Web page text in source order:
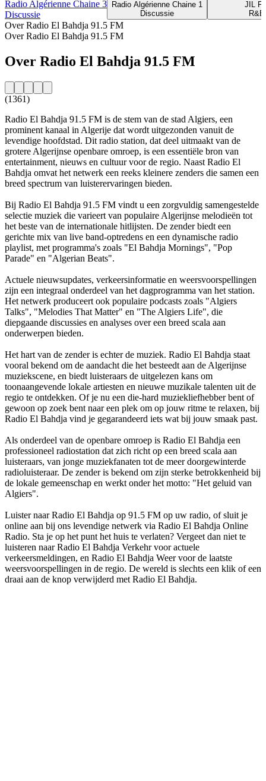
Radio Algérienne Chaine 3
Discussie
Radio Algérienne Chaine 1
Discussie
JIL
R&B
Over Radio El Bahdja 91.5 FM
Over Radio El Bahdja 91.5 FM
Over Radio El Bahdja 91.5 FM
(1361)
Radio El Bahdja 91.5 FM is de stem van de stad Algiers, een
prominent kanaal in Algerije dat wordt uitgezonden vanuit de
levendige hoofdstad. Dit radio station, dat deel uitmaakt van de
grotere Algerijnse openbare omroep, is een essentiële bron van
entertainment, nieuws en cultuur voor de regio. Naast Radio El
Bahdja omvat het netwerk een reeks kleinere zenders die samen een
breed spectrum van luisterervaringen bieden.
Bij Radio El Bahdja 91.5 FM vindt u een zorgvuldig samengestelde
selectie muziek die varieert van populaire Algerijnse melodieën tot
het beste van de internationale hitlijsten. De zender biedt een
gerichte mix van live band-optredens en een dynamische radio
playlist, met programma's zoals "El Bahdja Mornings", "Pop
Parade" en "Algerian Beats".
Actuele nieuwsupdates, verkeersinformatie en weersvoorspellingen
zijn een integraal onderdeel van het dagprogramma van het station.
Het netwerk produceert ook populaire podcasts zoals "Algiers
Talks", "Melodies That Matter" en "The Algiers Life", die
diepgaande discussies en analyses over een breed scala aan
onderwerpen bieden.
Het hart van de zender is echter de muziek. Radio El Bahdja staat
vooral bekend om de aandacht die het besteedt aan de Algerijnse
muziekscene, en biedt luisteraars de uitgelezen kans om
toonaangevende lokale artiesten en nieuwe muzikale talenten uit de
regio te ontdekken. Of je nu een die-hard muziekliefhebber bent of
gewoon op zoek bent naar een plek om op jouw ritme te relaxen, bij
Radio El Bahdja vind je gegarandeerd iets wat bij jouw smaak past.
Als onderdeel van de openbare omroep is Radio El Bahdja een
professioneel radiostation dat zich richt op een breed scala aan
luisteraars, van jonge muziekfanaten tot de meer doorgewinterde
radioluisteraar. De zender is bekend om zijn sterke betrokkenheid bij
de lokale gemeenschap en werkt onder het motto: "Het geluid van
Algiers".
Luister naar Radio El Bahdja op 91.5 FM op uw radio, of sluit je
online aan bij ons levendige netwerk via Radio El Bahdja Online
Radio. Sta je op het punt het huis te verlaten? Vergeet dan niet te
luisteren naar Radio El Bahdja Verkehr voor actuele
verkeersmeldingen, en Radio El Bahdja Weer voor de laatste
weersvoorspellingen in de regio. De wereld is slechts een klik of een
draai aan de knop verwijderd met Radio El Bahdja.